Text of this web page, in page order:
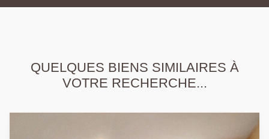
QUELQUES BIENS SIMILAIRES À
VOTRE RECHERCHE...